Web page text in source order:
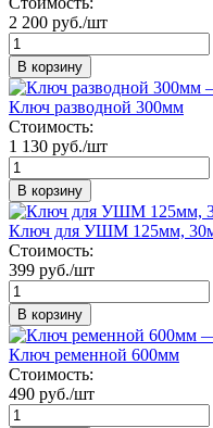
2 200 руб./шт
В корзину
Ключ разводной 300мм
Стоимость:
1 130 руб./шт
В корзину
Ключ для УШМ 125мм,
Стоимость:
399 руб./шт
В корзину
Ключ ременной 600мм
Стоимость:
490 руб./шт